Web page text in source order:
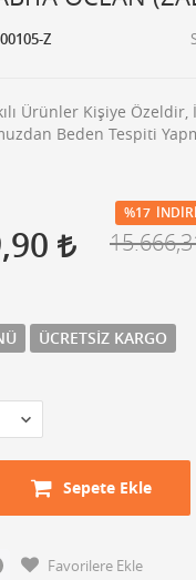
Z
Ürünler Kişiye
Beden Tespiti
%17
ÜCRETSIZ KARGO
Sepete Ekle
PinterestFavorilere Ekle